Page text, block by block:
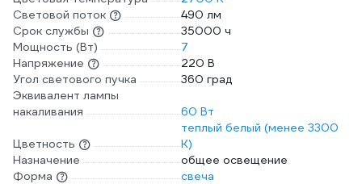
Световой поток
490 лм
Срок службы
35000 ч
Мощность (Вт)
7
Напряжение
220 В
Угол светового пучка
360 град
Эквивалент лампы
накаливания
60 Вт
Цветность
теплый белый (менее 3300
К)
Назначение
общее освещение
Форма
свеча